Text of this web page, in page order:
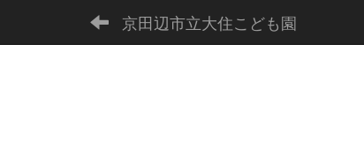
京田辺市立大住こども園